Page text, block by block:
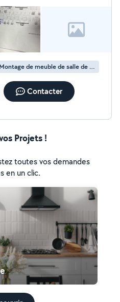
dans tous vos
Montage de meuble de salle de bain en kit
Contacter
Projets !
toutes vos demandes
en un clic.